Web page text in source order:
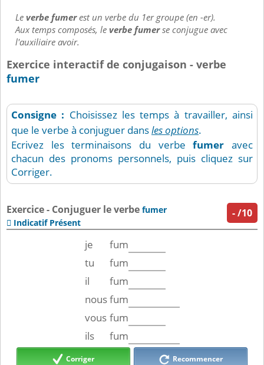
Leverbe fumerest un verbe du 1er groupe (en -er).
Aux temps composés, leverbe fumerse conjugue avec
l'auxiliaire avoir.
Exercice interactif de conjugaison - verbe
fumer
Consigne : Choisissez les temps à travailler, ainsi
que le verbe à conjuguer dansles options.
Ecrivez les terminaisons du verbefumer avec
chacun des pronoms personnels, puis cliquez sur
Corriger.
-/10
Exercice - Conjuguer le verbe fumer
 Indicatif Présent
je
fum
tu
fum
il
fum
nousfum
vous fum
ils
fum
Corriger Recommencer